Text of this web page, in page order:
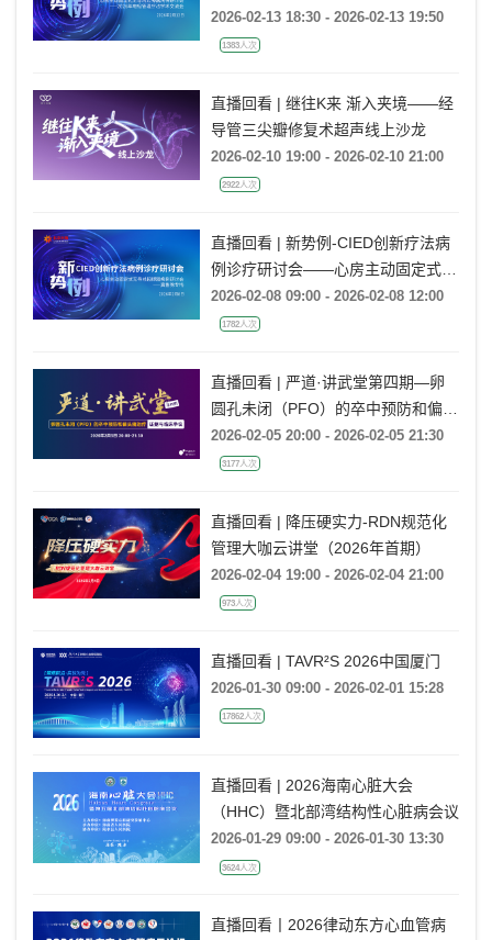
线起搏器病例研讨会一2026年电极
管理疗法学术交流会
2026-02-13 18:30 - 2026-02-13 19:50
1383人次
直播回看 | 继往K来 渐入夹境——经
导管三尖瓣修复术超声线上沙龙
2026-02-10 19:00 - 2026-02-10 21:00
2922人次
直播回看 | 新势例-CIED创新疗法病
例诊疗研讨会——心房主动固定式无
导线起搏器病例研讨会——冀鲁豫专
场
2026-02-08 09:00 - 2026-02-08 12:00
1782人次
直播回看 | 严道·讲武堂第四期—卵
圆孔未闭（PFO）的卒中预防和偏头
痛治疗：证据与临床争议
2026-02-05 20:00 - 2026-02-05 21:30
3177人次
直播回看 | 降压硬实力-RDN规范化
管理大咖云讲堂（2026年首期）
2026-02-04 19:00 - 2026-02-04 21:00
973人次
直播回看 | TAVR²S 2026中国厦门
2026-01-30 09:00 - 2026-02-01 15:28
17862人次
直播回看 | 2026海南心脏大会
（HHC）暨北部湾结构性心脏病会议
2026-01-29 09:00 - 2026-01-30 13:30
3624人次
直播回看丨2026律动东方心血管病